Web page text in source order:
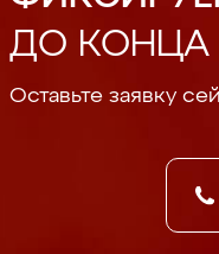
ДО КОНЦА
Оставьте заявку